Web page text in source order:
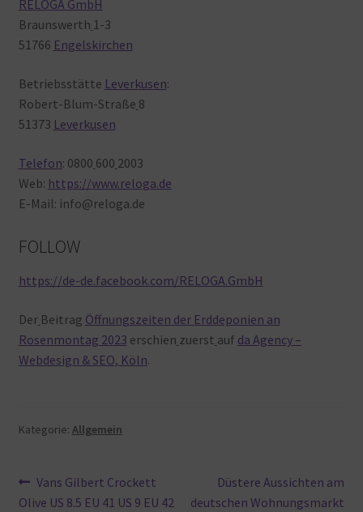
RELOGA GmbH
Braunswerth 1-3
51766 Engelskirchen
Betriebsstätte Leverkusen:
Robert-Blum-Straße 8
51373 Leverkusen
Telefon: 0800 600 2003
Web: https://www.reloga.de
E-Mail: info@reloga.de
FOLLOW
https://de-de.facebook.com/RELOGA.GmbH
Der Beitrag Öffnungszeiten der Erddeponien an
Rosenmontag 2023 erschien zuerst auf da Agency –
Webdesign & SEO, Köln.
Kategorie: Allgemein
Beitragsnavigation
Vorheriger
Beitrag:
Vans Gilbert Crockett
Olive US 8.5 EU 41 US 9 EU 42
Nächster
Beitrag:
Düstere Aussichten am
deutschen Wohnungsmarkt